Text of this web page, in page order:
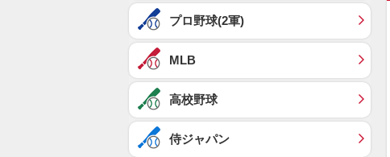
プロ野球(2軍)
MLB
高校野球
侍ジャパン